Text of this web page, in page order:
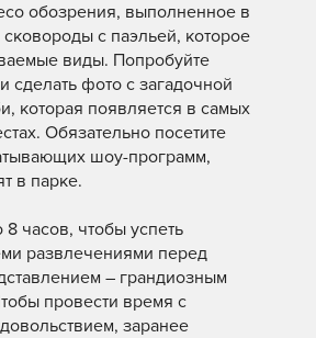
обозрения, выполненное в
сковороды с паэльей, которое
виды. Попробуйте
сделать фото с загадочной
которая появляется в самых
Обязательно посетите
шоу-программ,
в парке.
8 часов, чтобы успеть
развлечениями перед
– грандиозным
провести время с
заранее